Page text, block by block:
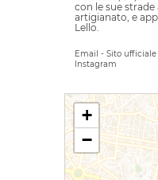
con le sue
artigianato, e
Lello.
Email - Sito ufficiale
Instagram
+
−